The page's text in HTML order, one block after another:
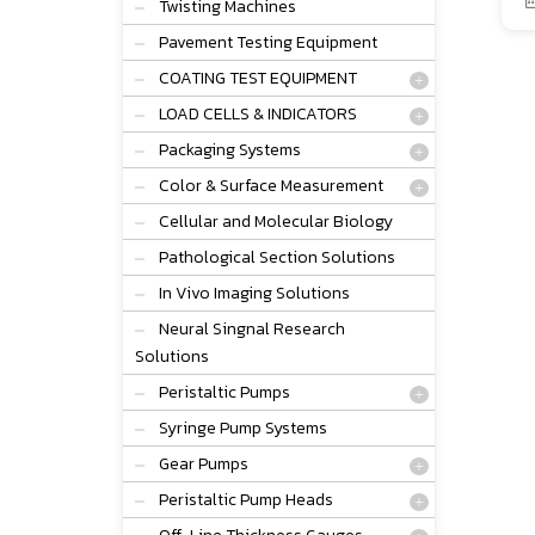
Twisting Machines
Pavement Testing Equipment
COATING TEST EQUIPMENT
LOAD CELLS & INDICATORS
Packaging Systems
Color & Surface Measurement
Cellular and Molecular Biology
Pathological Section Solutions
In Vivo Imaging Solutions
Neural Singnal Research
Solutions
Peristaltic Pumps
Syringe Pump Systems
Gear Pumps
Peristaltic Pump Heads